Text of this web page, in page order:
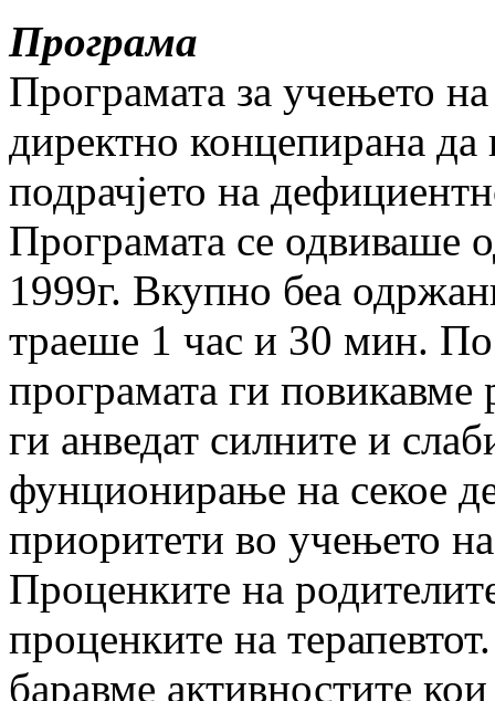
Програма
Програмата за учењето
директно концепирана да
подрачјето на
Програмата се одвиваше
1999г. Вкупно беа
траеше 1 час и 30 мин.
програмата ги повикавме
ги анведат силните и
фунционирање на секое
приоритети во учењето
Проценките на
проценките на
баравме активностите